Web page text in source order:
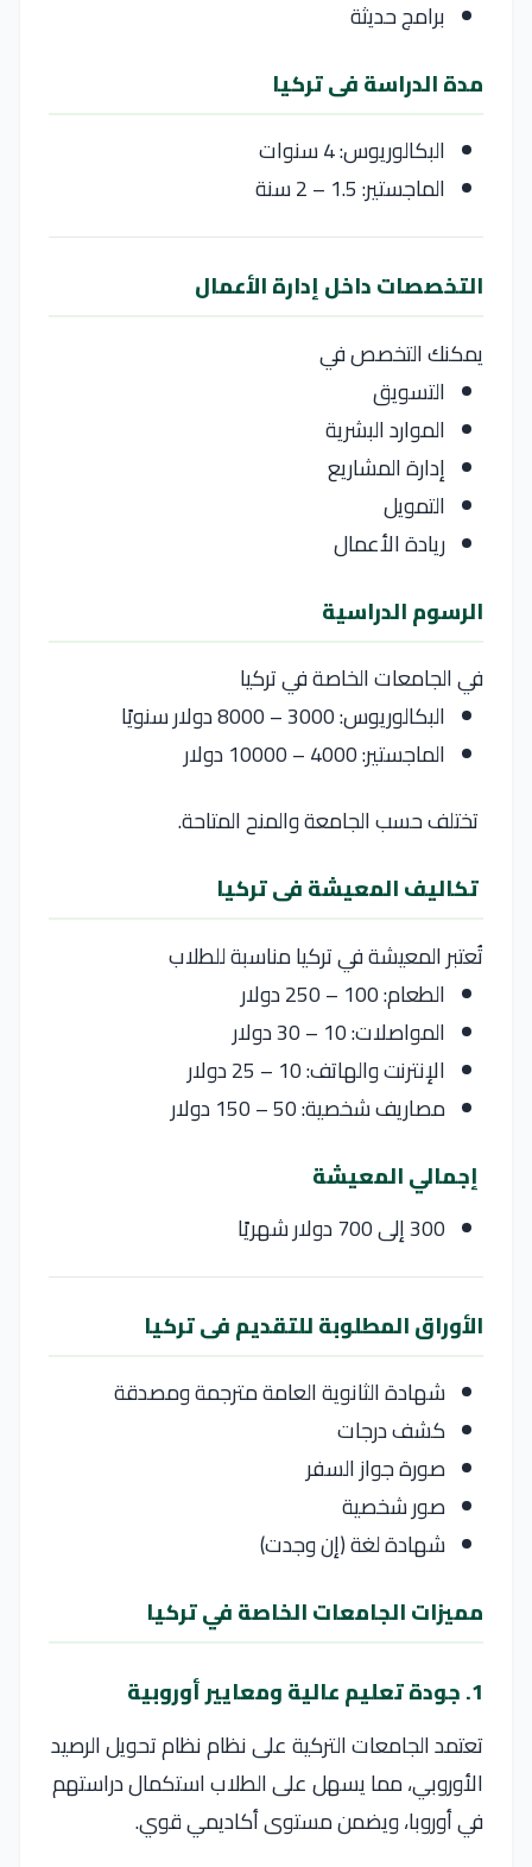
برامج حديثة
مدة الدراسة فى تركيا
البكالوريوس: 4 سنوات
الماجستير: 1.5 – 2 سنة
التخصصات داخل إدارة الأعمال
يمكنك التخصص في
التسويق
الموارد البشرية
إدارة المشاريع
التمويل
ريادة الأعمال
الرسوم الدراسية
في الجامعات الخاصة فيتركيا
البكالوريوس: 3000 – 8000 دولار سنويًا
الماجستير: 4000 – 10000 دولار
تختلف حسب الجامعة والمنح المتاحة.
تكاليف المعيشة فى تركيا
تُعتبر المعيشة فيتركيامناسبة للطلاب
الطعام: 100 – 250 دولار
المواصلات: 10 – 30 دولار
الإنترنت والهاتف: 10 – 25 دولار
مصاريف شخصية: 50 – 150 دولار
إجمالي المعيشة
300 إلى 700 دولار شهريًا
الأوراق المطلوبة للتقديم فى تركيا
شهادة الثانوية العامة مترجمة ومصدقة
كشف درجات
صورة جواز السفر
صور شخصية
شهادة لغة (إن وجدت)
مميزات الجامعات الخاصة في تركيا
1. جودة تعليم عالية ومعايير أوروبية
تعتمد الجامعات التركية على نظامنظام تحويل الرصيد
الأوروبي، مما يسهل على الطلاب استكمال دراستهم
في أوروبا، ويضمن مستوى أكاديمي قوي.